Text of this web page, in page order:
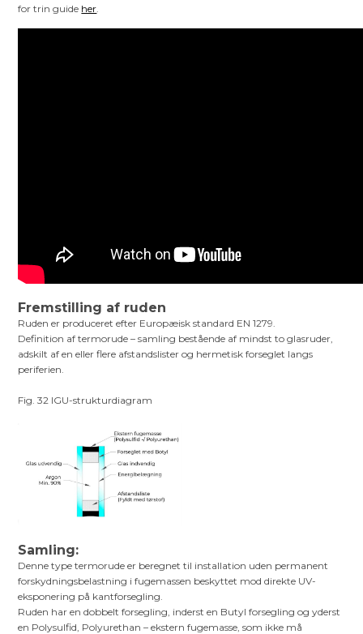
for trin guide her
Fremstilling af ruden
Ruden er produceret efter Europæisk standard EN 1279.
Definition af termorude – samling bestående af mindst to glasruder,
adskilt af en eller flere afstandslister og hermetisk forseglet langs
periferien.
Fig. 32 IGU-strukturdiagram
Samling:
Denne type termorude er beregnet til installation uden permanent
forskydningsbelastning i fugemassen beskyttet mod direkte UV-
eksponering på kantforsegling.
Ruden har en dobbelt forsegling, inderst en Butyl forsegling og yderst
en Polysulfid, Polyurethan – ekstern fugemasse, som ikke må